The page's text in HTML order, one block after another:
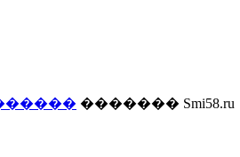
������� Smi58.ru